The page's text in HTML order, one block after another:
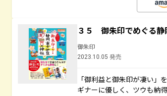
３５ 御朱印でめぐる
御朱印
2023.10.05 発売
「御利益と御朱印が凄い
ギナーに優しく、ツウも納得